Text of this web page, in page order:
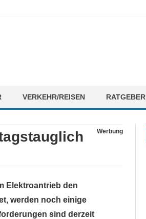
VERKEHR/REISEN RATGEBER
Werbung
Elektroantrieb den
werden noch einige
sind derzeit